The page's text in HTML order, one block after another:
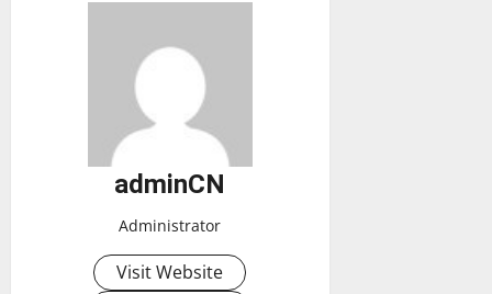
adminCN
Administrator
Visit Website